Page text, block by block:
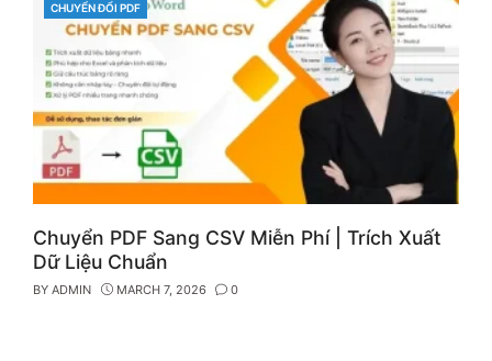
CATEGORIES
CHUYỂN ĐỔI PDF
Chuyển PDF Sang CSV Miễn Phí | Trích Xuất
Dữ Liệu Chuẩn
BY ADMIN MARCH 7, 2026 0